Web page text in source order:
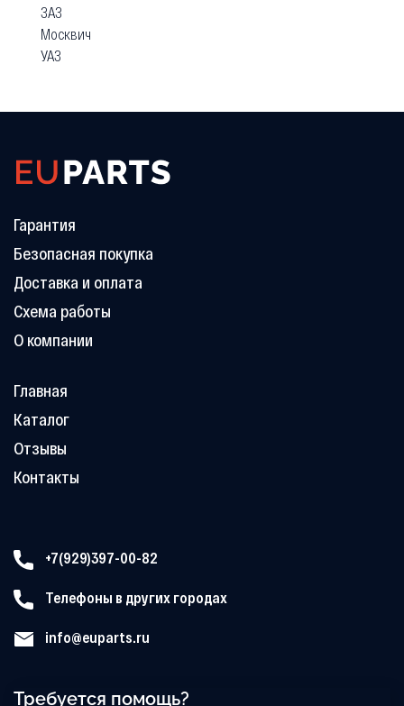
ЗАЗ
Москвич
УАЗ
Гарантия
Безопасная покупка
Доставка и оплата
Схема работы
О компании
Главная
Каталог
Отзывы
Контакты
+7(929)397-00-82
Телефоны в других городах
info@euparts.ru
Требуется помощь?